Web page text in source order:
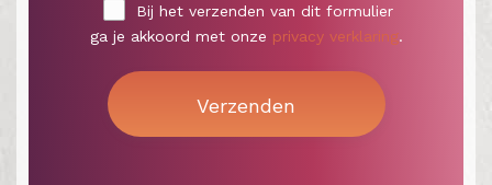
Bij het verzenden van dit formulier
ga je akkoord met onze privacy verklaring.